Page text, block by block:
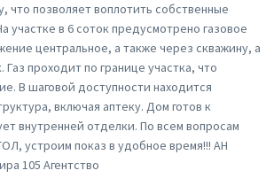
что позволяет воплотить собственные
участке в 6 соток предусмотрено газовое
центральное, а также через скважину, а
проходит по границе участка, что
В шаговой доступности находится
включая аптеку. Дом готов к
внутренней отделки. По всем вопросам
устроим показ в удобное время!!! АН
105 Агентство